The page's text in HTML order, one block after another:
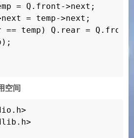
initializeStack() { //栈初始
s;
= STACK_LENGTH;
malloc(sizeof(int) * s-
= s->maxSize - 1;
= Q.front->next;
= temp->next;
temp) Q.rear = Q.front;
printf(队列已空);
空间